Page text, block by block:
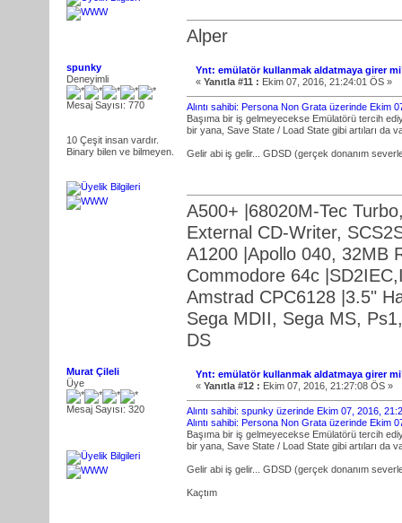
Alper
spunky
Deneyimli
Mesaj Sayısı: 770
10 Çeşit insan vardır.
Binary bilen ve bilmeyen.
Ynt: emülatör kullanmak aldatmaya girer
« Yanıtla #11 : Ekim 07, 2016, 21:24:01 ÖS »
Alıntı sahibi: Persona Non Grata üzerinde Ekim
Başıma bir iş gelmeyecekse Emülatörü tercih
bir yana, Save State / Load State gibi artıları da
Gelir abi iş gelir... GDSD (gerçek donanım
A500+ |68020M-Tec
External CD-Writer,
A1200 |Apollo 040, 32MB
Commodore 64c
Amstrad CPC6128 |3.5"
Sega MDII, Sega MS,
DS
Murat Çileli
Üye
Mesaj Sayısı: 320
Ynt: emülatör kullanmak aldatmaya girer
« Yanıtla #12 : Ekim 07, 2016, 21:27:08 ÖS »
Alıntı sahibi: spunky üzerinde Ekim 07, 2016,
Alıntı sahibi: Persona Non Grata üzerinde Ekim
Başıma bir iş gelmeyecekse Emülatörü tercih
bir yana, Save State / Load State gibi artıları da
Gelir abi iş gelir... GDSD (gerçek donanım
Kaçtım